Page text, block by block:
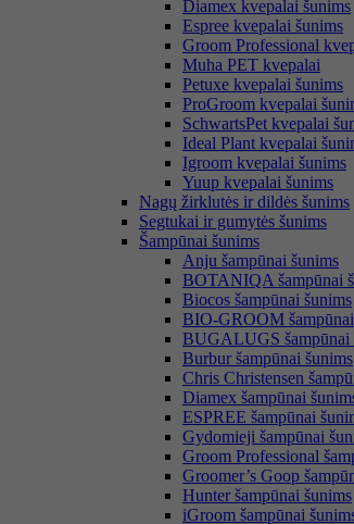
Diamex kvepalai šunims
Espree kvepalai šunims
Groom Professional
Muha PET kvepalai
Petuxe kvepalai šunims
ProGroom kvepalai
SchwartsPet kvepalai
Ideal Plant kvepalai
Igroom kvepalai šunims
Yuup kvepalai šunims
Nagų žirklutės ir dildės šunims
Segtukai ir gumytės šunims
Šampūnai šunims
Anju šampūnai šunims
BOTANIQA šampūnai
Biocos šampūnai šunims
BIO-GROOM
BUGALUGS šampūnai
Burbur šampūnai šunims
Chris Christensen
Diamex šampūnai
ESPREE šampūnai
Gydomieji šampūnai
Groom Professional
Groomer’s Goop
Hunter šampūnai šunims
iGroom šampūnai